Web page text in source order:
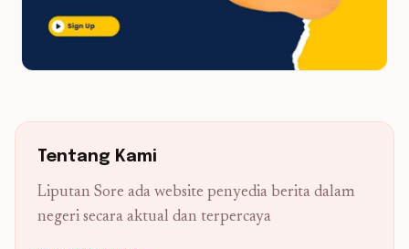
Tentang Kami
Liputan Sore ada website penyedia berita dalam
negeri secara aktual dan terpercaya